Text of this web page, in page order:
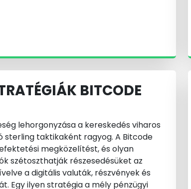
BITCODE
lehorgonyzása a kereskedés viharos
sterling taktikaként ragyog. A Bitcode
megközelítést, és olyan
szétoszthatják részesedésüket az
a digitális valuták, részvények és
Egy ilyen stratégia a mély pénzügyi